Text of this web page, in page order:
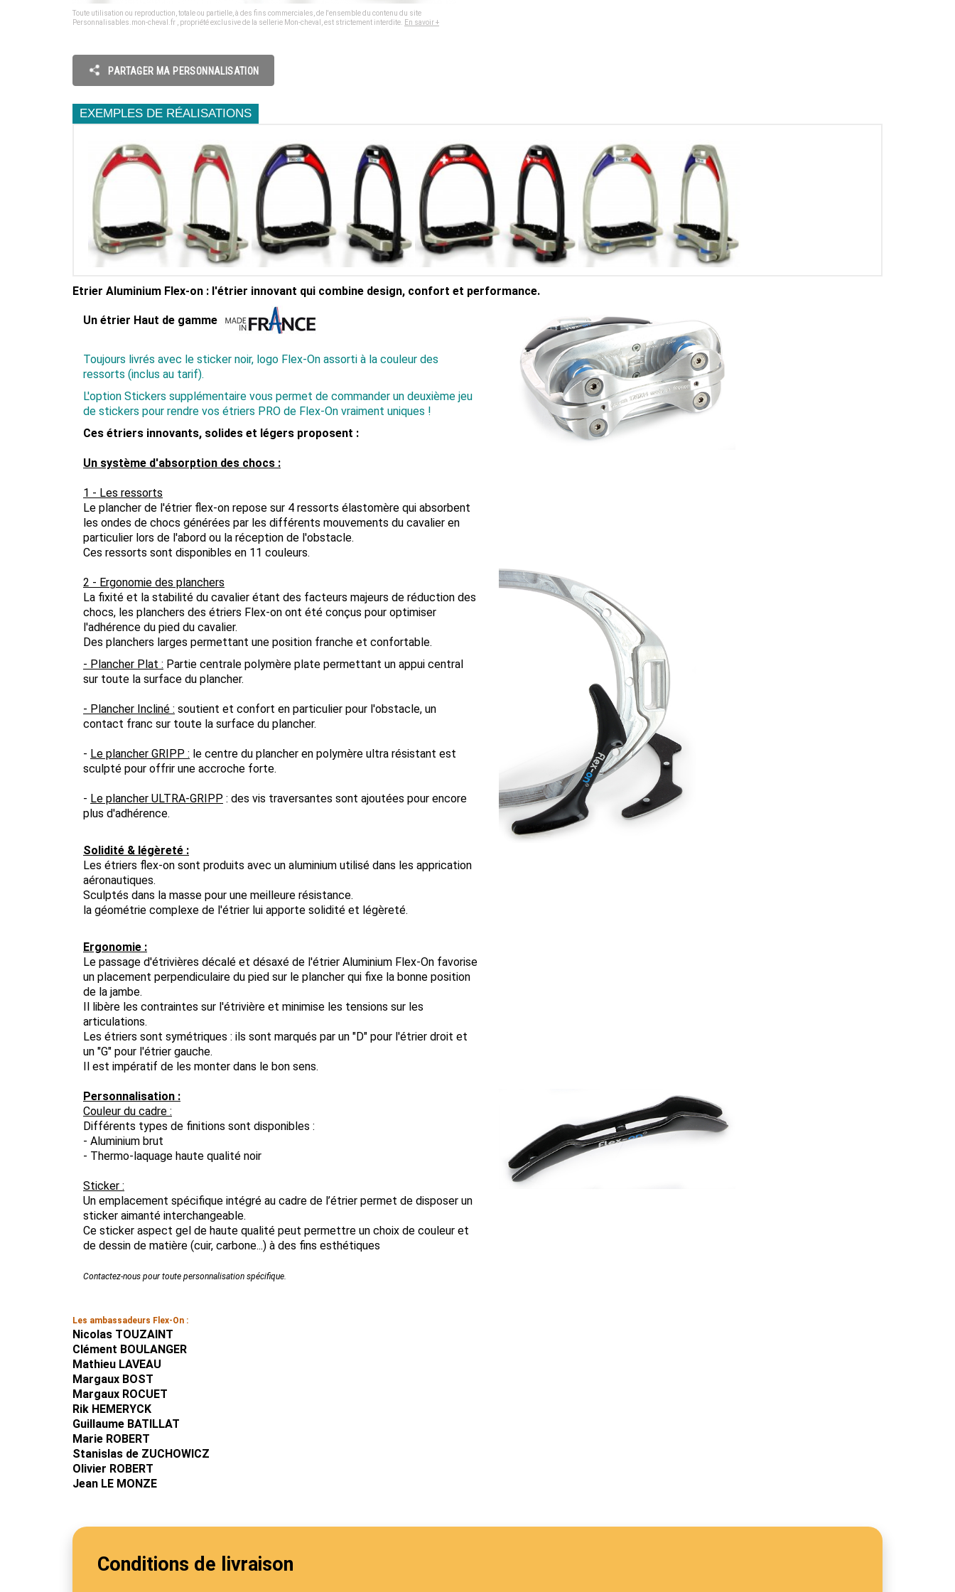
Toute utilisation ou reproduction, totale ou partielle, à des fins commerciales, de l'ensemble du contenu du site
Personnalisables.mon-cheval.fr , propriété exclusive de la sellerie Mon-cheval, est strictement interdite.
En savoir +
PARTAGER MA PERSONNALISATION
EXEMPLES DE RÉALISATIONS
Etrier Aluminium Flex-on : l'étrier innovant qui combine design, confort et performance.
Un étrier Haut de gamme
Toujours livrés avec le sticker noir, logo Flex-On assorti à la couleur des
ressorts (inclus au tarif).
L'option Stickers supplémentaire vous permet de commander un deuxième jeu
de stickers pour rendre vos étriers PRO de Flex-On vraiment uniques !
Ces étriers innovants, solides et légers proposent :
Un système d'absorption des chocs :
1 - Les ressorts
Le plancher de l'étrier flex-on repose sur 4 ressorts élastomère qui absorbent
les ondes de chocs générées par les différents mouvements du cavalier en
particulier lors de l'abord ou la réception de l'obstacle.
Ces ressorts sont disponibles en 11 couleurs.
2 - Ergonomie des planchers
La fixité et la stabilité du cavalier étant des facteurs majeurs de réduction des
chocs, les planchers des étriers Flex-on ont été conçus pour optimiser
l'adhérence du pied du cavalier.
Des planchers larges permettant une position franche et confortable.
- Plancher Plat : Partie centrale polymère plate permettant un appui central
sur toute la surface du plancher.
- Plancher Incliné : soutient et confort en particulier pour l'obstacle, un
contact franc sur toute la surface du plancher.
- Le plancher GRIPP : le centre du plancher en polymère ultra résistant est
sculpté pour offrir une accroche forte.
- Le plancher ULTRA-GRIPP : des vis traversantes sont ajoutées pour encore
plus d'adhérence.
Solidité & légèreté :
Les étriers flex-on sont produits avec un aluminium utilisé dans les apprication
aéronautiques.
Sculptés dans la masse pour une meilleure résistance.
la géométrie complexe de l'étrier lui apporte solidité et légèreté.
Ergonomie :
Le passage d'étrivières décalé et désaxé de l'étrier Aluminium Flex-On favorise
un placement perpendiculaire du pied sur le plancher qui fixe la bonne position
de la jambe.
Il libère les contraintes sur l'étrivière et minimise les tensions sur les
articulations.
Les étriers sont symétriques : ils sont marqués par un "D" pour l'étrier droit et
un "G" pour l'étrier gauche.
Il est impératif de les monter dans le bon sens.
Personnalisation :
Couleur du cadre :
Différents types de finitions sont disponibles :
- Aluminium brut
- Thermo-laquage haute qualité noir
Sticker :
Un emplacement spécifique intégré au cadre de l’étrier permet de disposer un
sticker aimanté interchangeable.
Ce sticker aspect gel de haute qualité peut permettre un choix de couleur et
de dessin de matière (cuir, carbone...) à des fins esthétiques
Contactez-nous pour toute personnalisation spécifique.
Les ambassadeurs Flex-On :
Nicolas TOUZAINT
Clément BOULANGER
Mathieu LAVEAU
Margaux BOST
Margaux ROCUET
Rik HEMERYCK
Guillaume BATILLAT
Marie ROBERT
Stanislas de ZUCHOWICZ
Olivier ROBERT
Jean LE MONZE
Conditions de livraison